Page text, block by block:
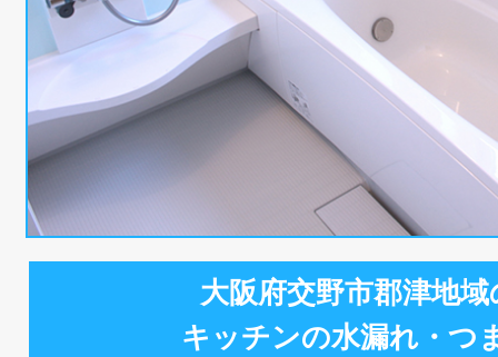
大阪府交野市郡津地域
キッチンの水漏れ・つ